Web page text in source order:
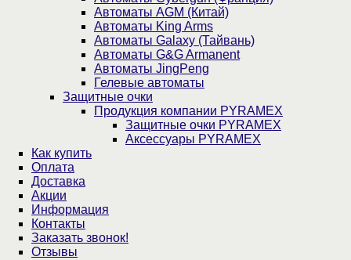
Автоматы AGM (Китай)
Автоматы King Arms
Автоматы Galaxy (Тайвань)
Автоматы G&G Armanent
Автоматы JingPeng
Гелевые автоматы
Защитные очки
Продукция компании PYRAMEX
Защитные очки PYRAMEX
Аксессуары PYRAMEX
Как купить
Оплата
Доставка
Акции
Информация
Контакты
Заказать звонок!
Отзывы